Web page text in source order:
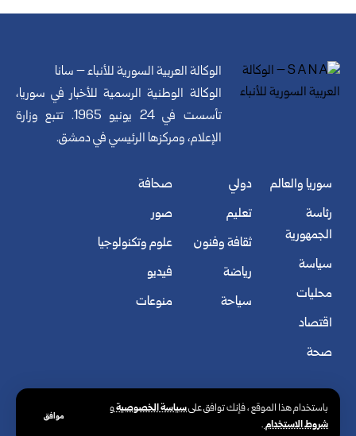
باستخدام هذا الموقع ، فإنك توافق علىسياسة الخصوصيةو
شروط الاستخدام.
موافق
الوكالة العربية السورية للأنباء – سانا
الوكالة الوطنية الرسمية للأخبار في سوريا،
تأسست في 24 يونيو 1965. تتبع وزارة
الإعلام، ومركزها الرئيسي في دمشق.
سوريا والعالم
رئاسة
الجمهورية
سياسة
محليات
اقتصاد
صحة
دولي
تعليم
ثقافة وفنون
رياضة
سياحة
صحافة
صور
علوم وتكنولوجيا
فيديو
منوعات